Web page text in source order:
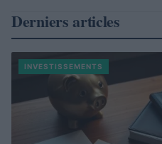
Derniers articles
INVESTISSEMENTS